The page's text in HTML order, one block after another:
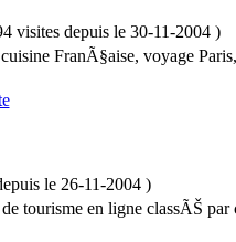
visites depuis le 30-11-2004 )
FranÃ§aise, voyage
le 26-11-2004 )
tourisme en ligne classÃŠ